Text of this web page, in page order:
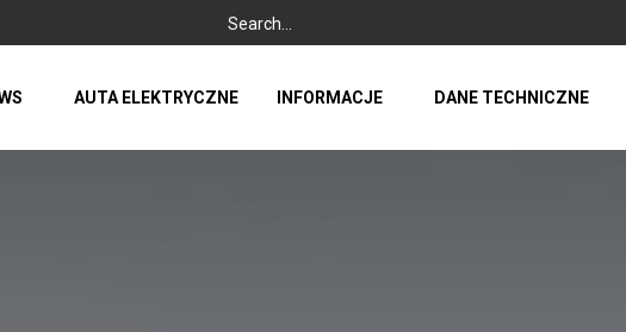
AUTA ELEKTRYCZNE INFORMACJE DANE TECHNICZNE